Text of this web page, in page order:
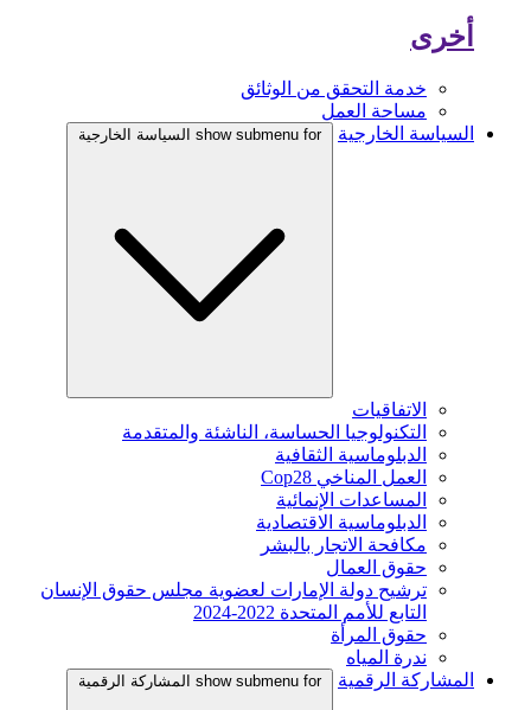
أخرى
خدمة التحقق من الوثائق
مساحة العمل
السياسة الخارجية
show submenu for السياسة الخارجية
الاتفاقيات
التكنولوجيا الحساسة، الناشئة والمتقدمة
الدبلوماسية الثقافية
العمل المناخي Cop28
المساعدات الإنمائية
الدبلوماسية الاقتصادية
مكافحة الاتجار بالبشر
حقوق العمال
ترشيح دولة الإمارات لعضوية مجلس حقوق الإنسان
التابع للأمم المتحدة 2022-2024
حقوق المرأة
ندرة المياه
المشاركة الرقمية
show submenu for المشاركة الرقمية